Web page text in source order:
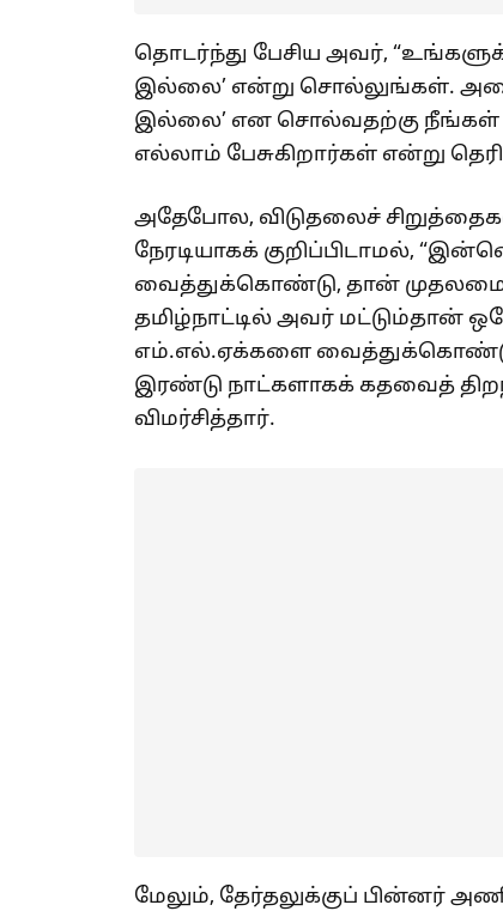
தொடர்ந்து பேசிய அவர்,
இல்லை’ என்று சொல்லுங்கள். அதை
இல்லை’ என சொல்வதற்கு
எல்லாம் பேசுகிறார்கள் என்று
அதேபோல, விடுதலைச்
நேரடியாகக் குறிப்பிடாமல்,
வைத்துக்கொண்டு, தான்
தமிழ்நாட்டில் அவர்
எம்.எல்.ஏக்களை
இரண்டு நாட்களாகக் கதவைத்
விமர்சித்தார்.
மேலும், தேர்தலுக்குப் பின்னர்